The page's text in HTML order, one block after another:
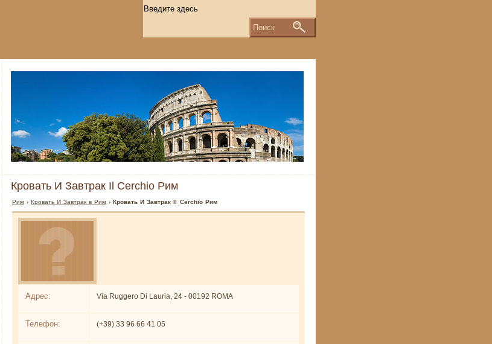
Кровать И Завтрак Il Cerchio Рим
Рим ›Кровать И Завтрак в Рим › Кровать И Завтрак Il Cerchio Рим
Адрес: Via Ruggero Di Lauria, 24 - 00192 ROMA
Телефон: (+39) 33 96 66 41 05
Поиск